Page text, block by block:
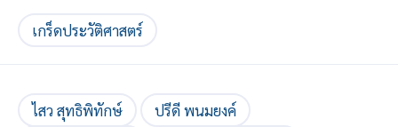
เกร็ดประวัติศาสตร์
ไสว สุทธิพิทักษ์
ปรีดี พนมยงค์